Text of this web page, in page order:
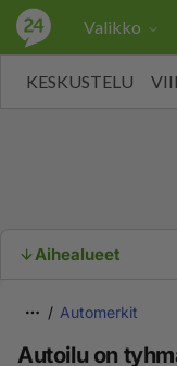
Valikko
KESKUSTELU
Aihealueet
Automerkit
Autoilu on